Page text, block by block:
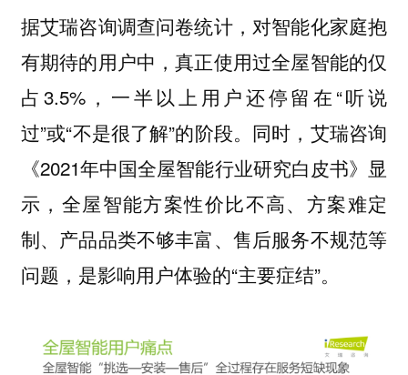
据艾瑞咨询调查问卷统计，对智能化家庭抱
有期待的用户中，真正使用过全屋智能的仅
占3.5%，一半以上用户还停留在“听说
过”或“不是很了解”的阶段。同时，艾瑞咨询
《2021年中国全屋智能行业研究白皮书》显
示，全屋智能方案性价比不高、方案难定
制、产品品类不够丰富、售后服务不规范等
问题，是影响用户体验的“主要症结”。